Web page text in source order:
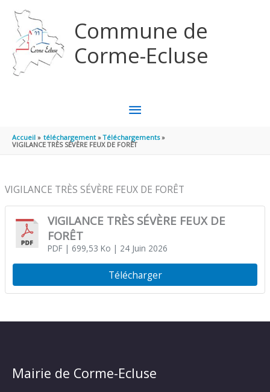
Commune de
Corme-Ecluse
MENU
PRINCIPAL
Accueil téléchargement
Téléchargements
VIGILANCE TRÈS SÉVÈRE FEUX DE FORÊT
VIGILANCE TRÈS SÉVÈRE FEUX DE FORÊT
VIGILANCE TRÈS SÉVÈRE FEUX DE
FORÊT
PDF| 699,53 Ko | 24 Juin 2026
Télécharger
Mairie de Corme-Ecluse